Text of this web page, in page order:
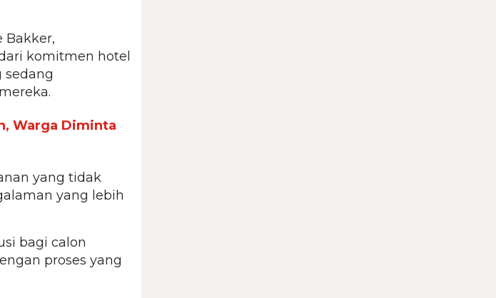
Bakker,
komitmen hotel
Warga Diminta
yang tidak
yang lebih
bagi calon
proses yang